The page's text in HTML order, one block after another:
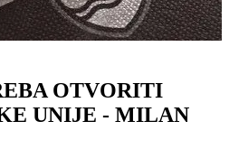
OTVORITI
UNIJE - MILAN